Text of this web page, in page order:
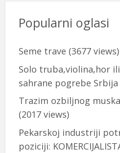
Popularni oglasi
Seme trave (3677 views)
Solo truba,violina,hor
sahrane pogrebe Srbija
Trazim ozbiljnog
(2017 views)
Pekarskoj industriji
poziciji: